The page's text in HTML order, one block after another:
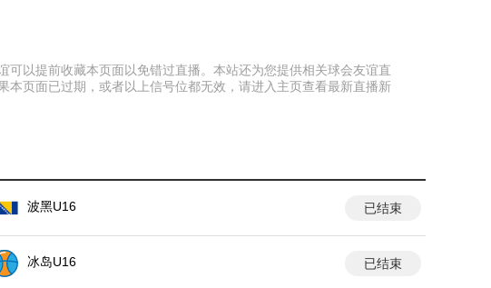
以提前收藏本页面以免错过直播。本站还为您提供相关球会友谊直
页面已过期，或者以上信号位都无效，请进入主页查看最新直播新
波黑U16 已结束
冰岛U16 已结束